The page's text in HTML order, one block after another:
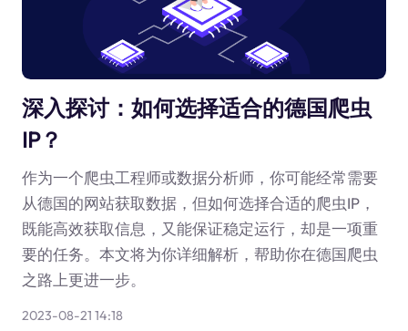
深入探讨：如何选择适合的德国爬虫
IP？
作为一个爬虫工程师或数据分析师，你可能经常需要
从德国的网站获取数据，但如何选择合适的爬虫IP，
既能高效获取信息，又能保证稳定运行，却是一项重
要的任务。本文将为你详细解析，帮助你在德国爬虫
之路上更进一步。
2023-08-21 14:18